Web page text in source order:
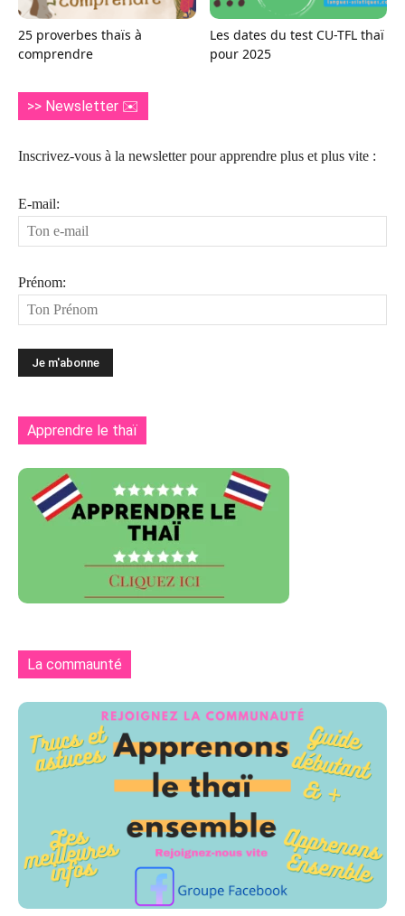
25 proverbes thaïs à
comprendre
Les dates du test CU-TFL thaï
pour 2025
>> Newsletter ✉️
Inscrivez-vous à la newsletter pour apprendre plus et plus vite :
E-mail:
Prénom:
Apprendre le thaï
La commaunté